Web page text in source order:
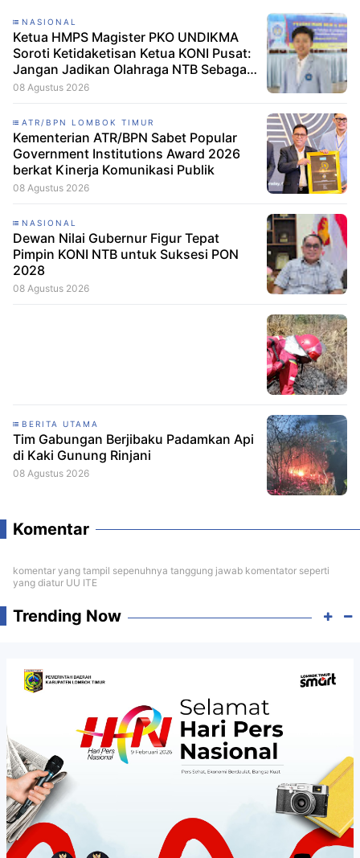
NASIONAL
Ketua HMPS Magister PKO UNDIKMA
Soroti Ketidaketisan Ketua KONI Pusat:
Jangan Jadikan Olahraga NTB Sebagai
Arena Kepentingan Sesaat
08 Agustus 2026
ATR/BPN LOMBOK TIMUR
Kementerian ATR/BPN Sabet Popular
Government Institutions Award 2026
berkat Kinerja Komunikasi Publik
08 Agustus 2026
NASIONAL
Dewan Nilai Gubernur Figur Tepat
Pimpin KONI NTB untuk Suksesi PON
2028
08 Agustus 2026
BERITA UTAMA
Tim Gabungan Berjibaku Padamkan Api
di Kaki Gunung Rinjani
08 Agustus 2026
Komentar
komentar yang tampil sepenuhnya tanggung jawab komentator seperti
yang diatur UU ITE
Trending Now